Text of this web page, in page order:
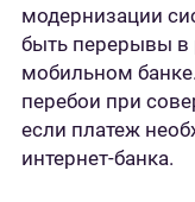
модернизации
быть перерывы в
мобильном
перебои при
если платеж
интернет-банка.